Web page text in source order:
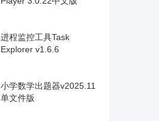
进程监控工具Task
Explorer v1.6.6
小学数学出题器v2025.11
单文件版